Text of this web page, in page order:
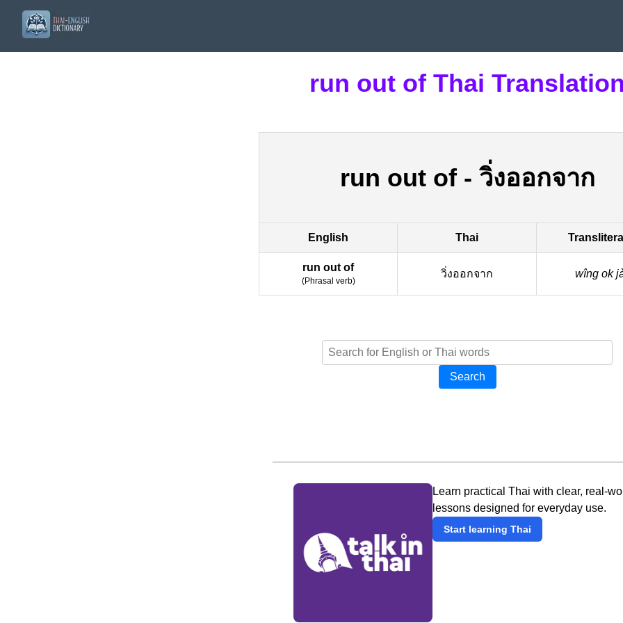
run out of Thai
run out of- วิ่งออกจาก
English Thai
run out of
(Phrasal verb)
วิ่งออกจาก wîng ok
Search
Learn practical Thai with clear, real-
lessons designed for everyday use.
Start learning Thai